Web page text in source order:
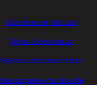
Diocèse de Nantes
Église Catholique
Espace documentaire
Messagerie Paroissiale